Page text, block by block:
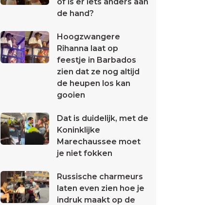
de hand?
Hoogzwangere
Rihanna laat op
feestje in Barbados
zien dat ze nog altijd
de heupen los kan
gooien
Dat is duidelijk, met de
Koninklijke
Marechaussee moet
je niet fokken
Russische charmeurs
laten even zien hoe je
indruk maakt op de